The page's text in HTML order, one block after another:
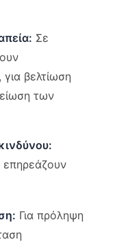
Σε
βελτίωση
των
Για πρόληψη